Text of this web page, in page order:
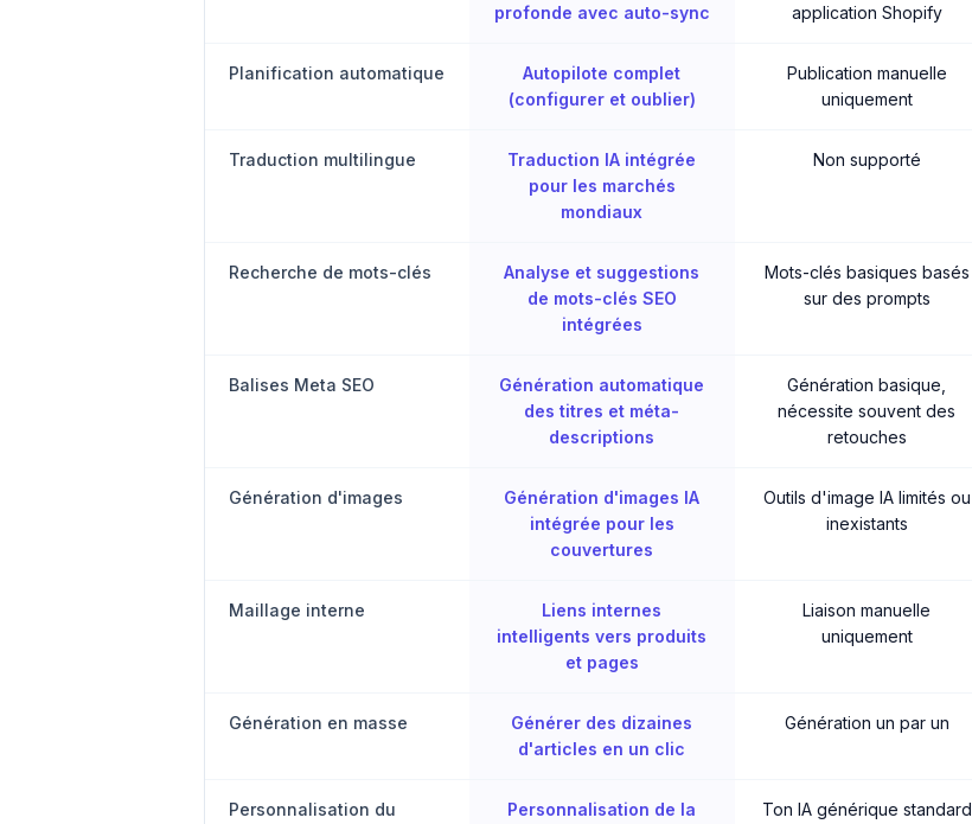
profonde avec auto-sync
application Shopify
Planification automatique
Autopilote complet
(configurer et oublier)
Publication manuelle
uniquement
Traduction multilingue
Traduction IA intégrée
pour les marchés
mondiaux
Non supporté
Recherche de mots-clés
Analyse et suggestions
de mots-clés SEO
intégrées
Mots-clés basiques basés
sur des prompts
Balises Meta SEO
Génération automatique
des titres et méta-
descriptions
Génération basique,
nécessite souvent des
retouches
Génération d'images
Génération d'images IA
intégrée pour les
couvertures
Outils d'image IA limités ou
inexistants
Maillage interne
Liens internes
intelligents vers produits
et pages
Liaison manuelle
uniquement
Génération en masse
Générer des dizaines
d'articles en un clic
Génération un par un
Personnalisation du
Personnalisation de la
Ton IA générique standard